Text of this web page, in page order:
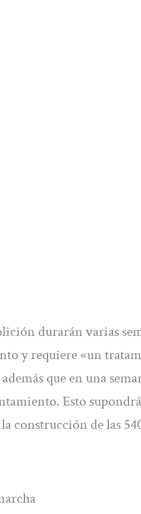
durarán varias
y requiere «un
que en una
Esto
construcción de las